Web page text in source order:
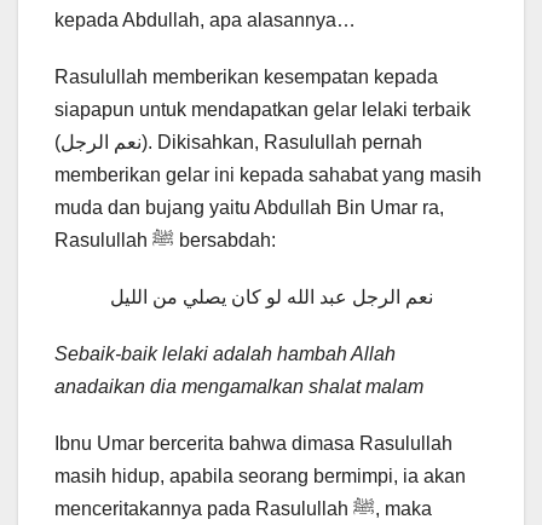
kepada Abdullah, apa alasannya…
Rasulullah memberikan kesempatan kepada
siapapun untuk mendapatkan gelar lelaki terbaik
(نعم الرجل). Dikisahkan, Rasulullah pernah
memberikan gelar ini kepada sahabat yang masih
muda dan bujang yaitu Abdullah Bin Umar ra,
Rasulullah ﷺ bersabdah:
نعم الرجل عبد الله لو كان يصلي من الليل
Sebaik-baik lelaki adalah hambah Allah
anadaikan dia mengamalkan shalat malam
Ibnu Umar bercerita bahwa dimasa Rasulullah
masih hidup, apabila seorang bermimpi, ia akan
menceritakannya pada Rasulullah ﷺ, maka